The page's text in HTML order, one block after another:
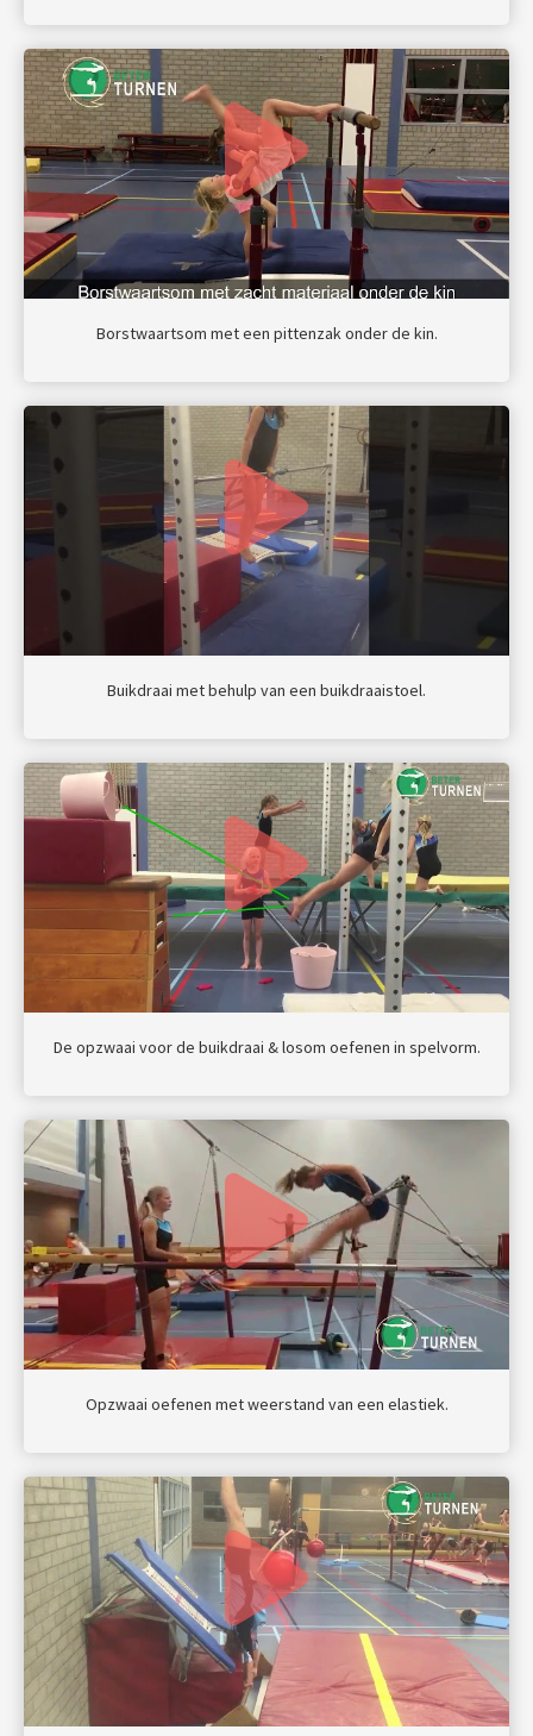
Borstwaartsom met een pittenzak onder de kin.
Buikdraai met behulp van een buikdraaistoel.
De opzwaai voor de buikdraai & losom oefenen in spelvorm.
Opzwaai oefenen met weerstand van een elastiek.